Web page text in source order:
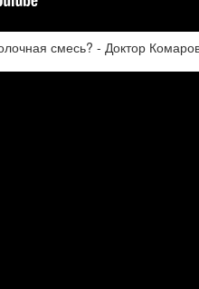
смесь? - Доктор